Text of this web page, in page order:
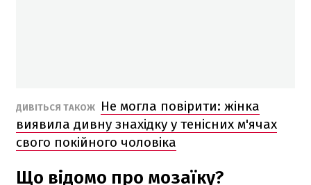
ДИВІТЬСЯ ТАКОЖ
Не могла повірити: жінка
виявила дивну знахідку у тенісних м'ячах
свого покійного чоловіка
Що відомо про мозаїку?